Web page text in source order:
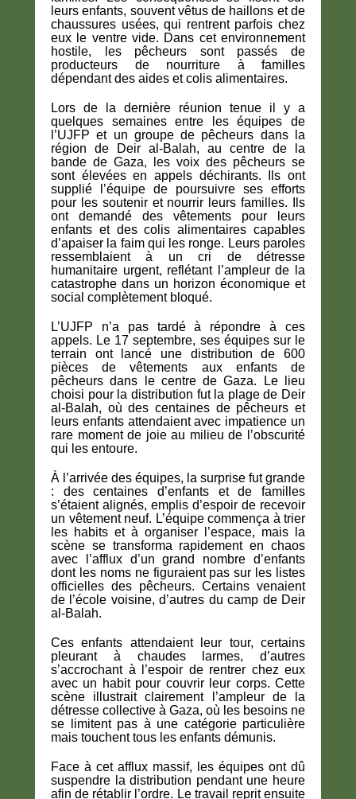
leurs enfants, souvent vêtus de haillons et de
chaussures usées, qui rentrent parfois chez
eux le ventre vide. Dans cet environnement
hostile, les pêcheurs sont passés de
producteurs de nourriture à familles
dépendant des aides et colis alimentaires.
Lors de la dernière réunion tenue il y a
quelques semaines entre les équipes de
l’UJFP et un groupe de pêcheurs dans la
région de Deir al-Balah, au centre de la
bande de Gaza, les voix des pêcheurs se
sont élevées en appels déchirants. Ils ont
supplié l’équipe de poursuivre ses efforts
pour les soutenir et nourrir leurs familles. Ils
ont demandé des vêtements pour leurs
enfants et des colis alimentaires capables
d’apaiser la faim qui les ronge. Leurs paroles
ressemblaient à un cri de détresse
humanitaire urgent, reflétant l’ampleur de la
catastrophe dans un horizon économique et
social complètement bloqué.
L’UJFP n’a pas tardé à répondre à ces
appels. Le 17 septembre, ses équipes sur le
terrain ont lancé une distribution de 600
pièces de vêtements aux enfants de
pêcheurs dans le centre de Gaza. Le lieu
choisi pour la distribution fut la plage de Deir
al-Balah, où des centaines de pêcheurs et
leurs enfants attendaient avec impatience un
rare moment de joie au milieu de l’obscurité
qui les entoure.
À l’arrivée des équipes, la surprise fut grande
: des centaines d’enfants et de familles
s’étaient alignés, emplis d’espoir de recevoir
un vêtement neuf. L’équipe commença à trier
les habits et à organiser l’espace, mais la
scène se transforma rapidement en chaos
avec l’afflux d’un grand nombre d’enfants
dont les noms ne figuraient pas sur les listes
officielles des pêcheurs. Certains venaient
de l’école voisine, d’autres du camp de Deir
al-Balah.
Ces enfants attendaient leur tour, certains
pleurant à chaudes larmes, d’autres
s’accrochant à l’espoir de rentrer chez eux
avec un habit pour couvrir leur corps. Cette
scène illustrait clairement l’ampleur de la
détresse collective à Gaza, où les besoins ne
se limitent pas à une catégorie particulière
mais touchent tous les enfants démunis.
Face à cet afflux massif, les équipes ont dû
suspendre la distribution pendant une heure
afin de rétablir l’ordre. Le travail reprit ensuite